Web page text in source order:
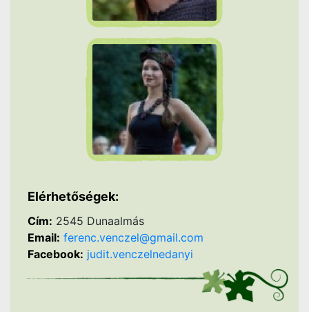
Elérhetőségek:
Cím: 2545 Dunaalmás
Email: ferenc.venczel@gmail.com
Facebook: judit.venczelnedanyi